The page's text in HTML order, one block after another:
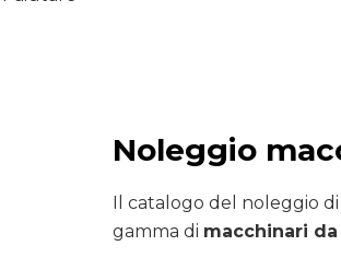
Noleggio
Il catalogo del noleggio
gamma di macchinari